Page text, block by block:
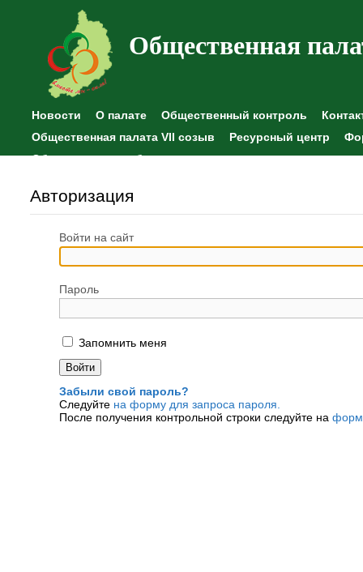
Общественная
Новости О палате Общественный контроль
Общественная палата VII созыв
Ресурсный центр
Общественные наблюдения
Авторизация
Войти на сайт
Пароль
Запомнить меня
Забыли свой пароль?
Следуйте на форму для запроса пароля.
После получения контрольной строки следуйте на